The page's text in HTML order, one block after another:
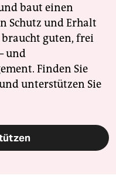
baut einen
Schutz und Erhalt
braucht guten, frei
und
Finden Sie
unterstützen Sie